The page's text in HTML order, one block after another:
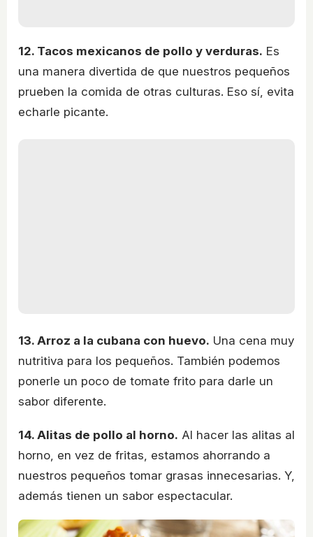
12. Tacos mexicanos de pollo y verduras. Es
una manera divertida de que nuestros pequeños
prueben la comida de otras culturas. Eso sí, evita
echarle picante.
13. Arroz a la cubana con huevo. Una cena muy
nutritiva para los pequeños. También podemos
ponerle un poco de tomate frito para darle un
sabor diferente.
14. Alitas de pollo al horno. Al hacer las alitas al
horno, en vez de fritas, estamos ahorrando a
nuestros pequeños tomar grasas innecesarias. Y,
además tienen un sabor espectacular.